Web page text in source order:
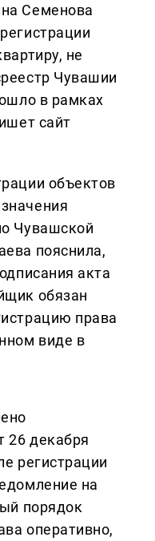
Семенова
не
Чувашии
в рамках
сайт
объектов
Чувашской
пояснила,
акта
обязан
права
виде в
26 декабря
регистрации
на
порядок
оперативно,